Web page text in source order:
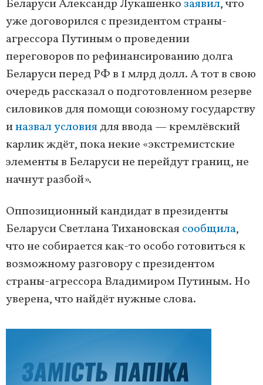
Беларуси Александр Лукашенко заявил, что
уже договорился с президентом страны-
агрессора Путиным о проведении
переговоров по рефинансированию долга
Беларуси перед РФ в 1 млрд долл. А тот в свою
очередь рассказал о подготовленном резерве
силовиков для помощи союзному государству
иназвал условиядля ввода — кремлёвский
карлик ждёт, пока некие «экстремистские
элементы в Беларуси не перейдут границ, не
начнут разбой».
Оппозиционный кандидат в президенты
Беларуси Светлана Тихановскаясообщила,
что не собирается как-то особо готовиться к
возможному разговору с президентом
страны-агрессора Владимиром Путиным. Но
уверена, что найдёт нужные слова.